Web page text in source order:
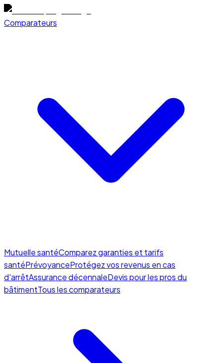
Comparateurs
Mutuelle santéComparez garanties et tarifs
santéPrévoyanceProtégez vos revenus en cas
d'arrêtAssurance décennaleDevis pour les pros du
bâtimentTous les comparateurs